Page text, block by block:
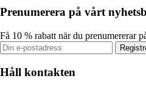
Prenumerera på vårt
Få 10 % rabatt när du prenumererar
Håll kontakten